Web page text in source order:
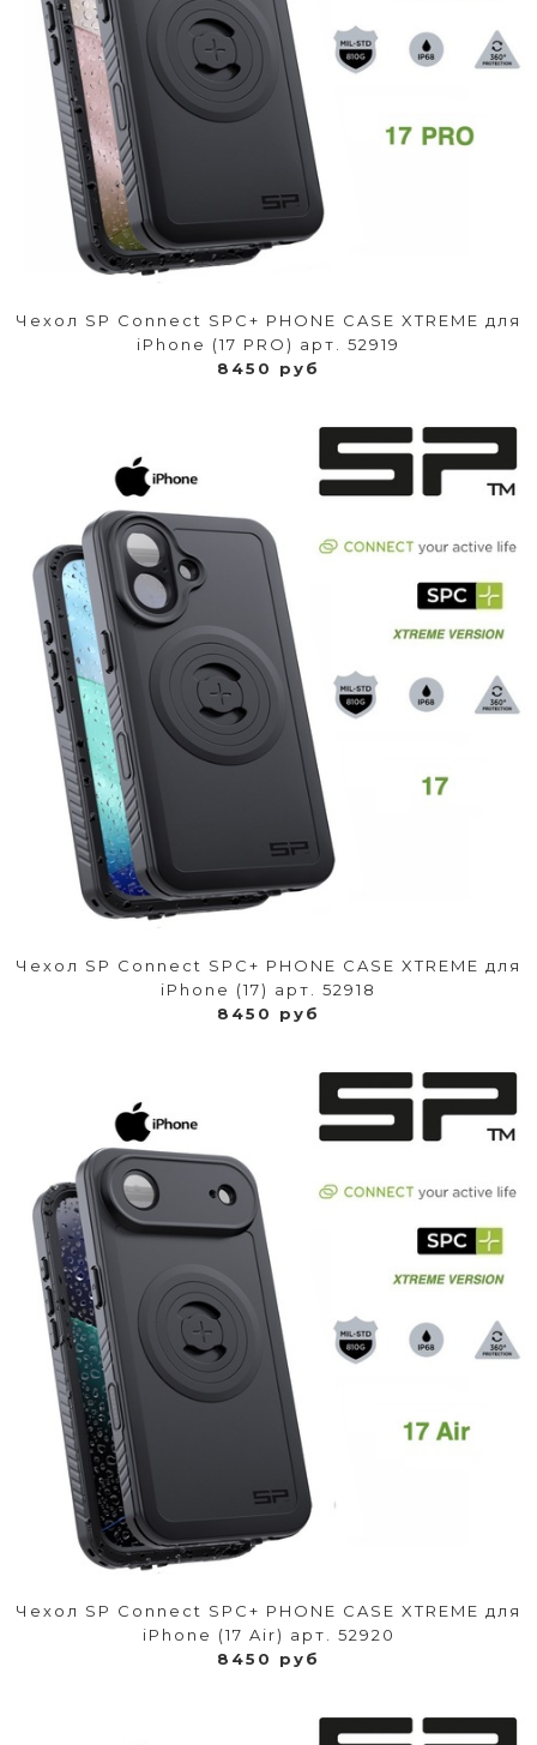
Чехол SP Connect SPC+ PHONE CASE XTREME для
iPhone (17 PRO) арт. 52919
8450 руб
Чехол SP Connect SPC+ PHONE CASE XTREME для
iPhone (17) арт. 52918
8450 руб
Чехол SP Connect SPC+ PHONE CASE XTREME для
iPhone (17 Air) арт. 52920
8450 руб